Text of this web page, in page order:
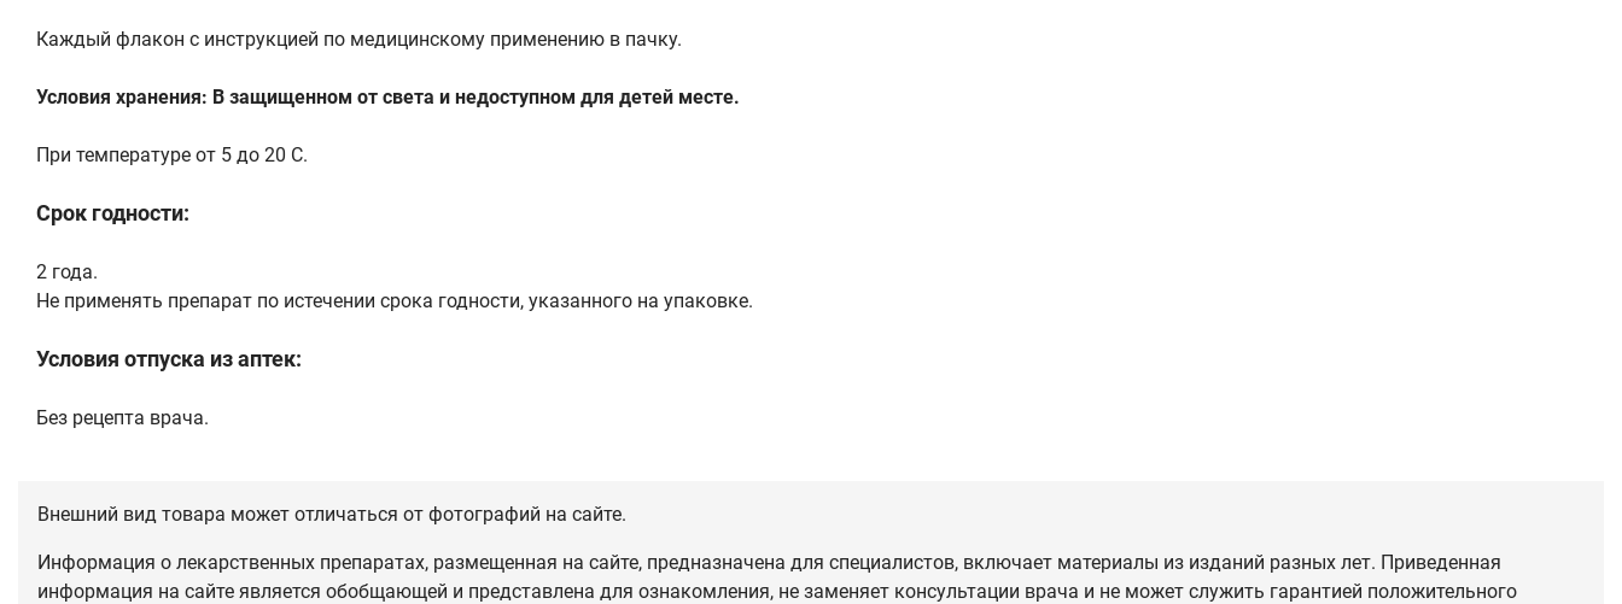
Каждый флакон с инструкцией по медицинскому применению в пачку.
Условия хранения: В защищенном от света и недоступном для детей месте.
При температуре от 5 до 20 С.
Срок годности:
2 года.
Не применять препарат по истечении срока годности, указанного на упаковке.
Условия отпуска из аптек:
Без рецепта врача.
Внешний вид товара может отличаться от фотографий на сайте.
Информация о лекарственных препаратах, размещенная на сайте, предназначена для специалистов, включает материалы из изданий разных лет. Приведенная
информация на сайте является обобщающей и представлена для ознакомления, не заменяет консультации врача и не может служить гарантией положительного